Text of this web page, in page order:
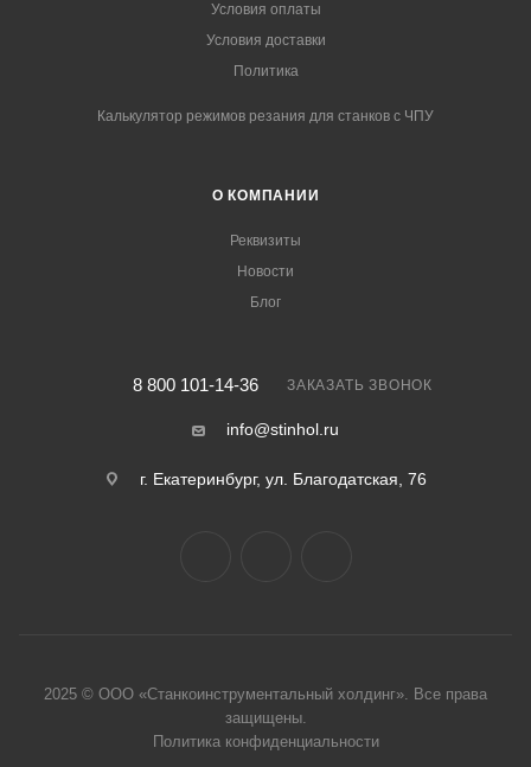
Условия оплаты
Условия доставки
Политика
Калькулятор режимов резания для станков с ЧПУ
О КОМПАНИИ
Реквизиты
Новости
Блог
8 800 101-14-36 ЗАКАЗАТЬ ЗВОНОК
info@stinhol.ru
г. Екатеринбург, ул. Благодатская, 76
2025 © ООО «Станкоинструментальный холдинг». Все права
защищены.
Политика конфиденциальности